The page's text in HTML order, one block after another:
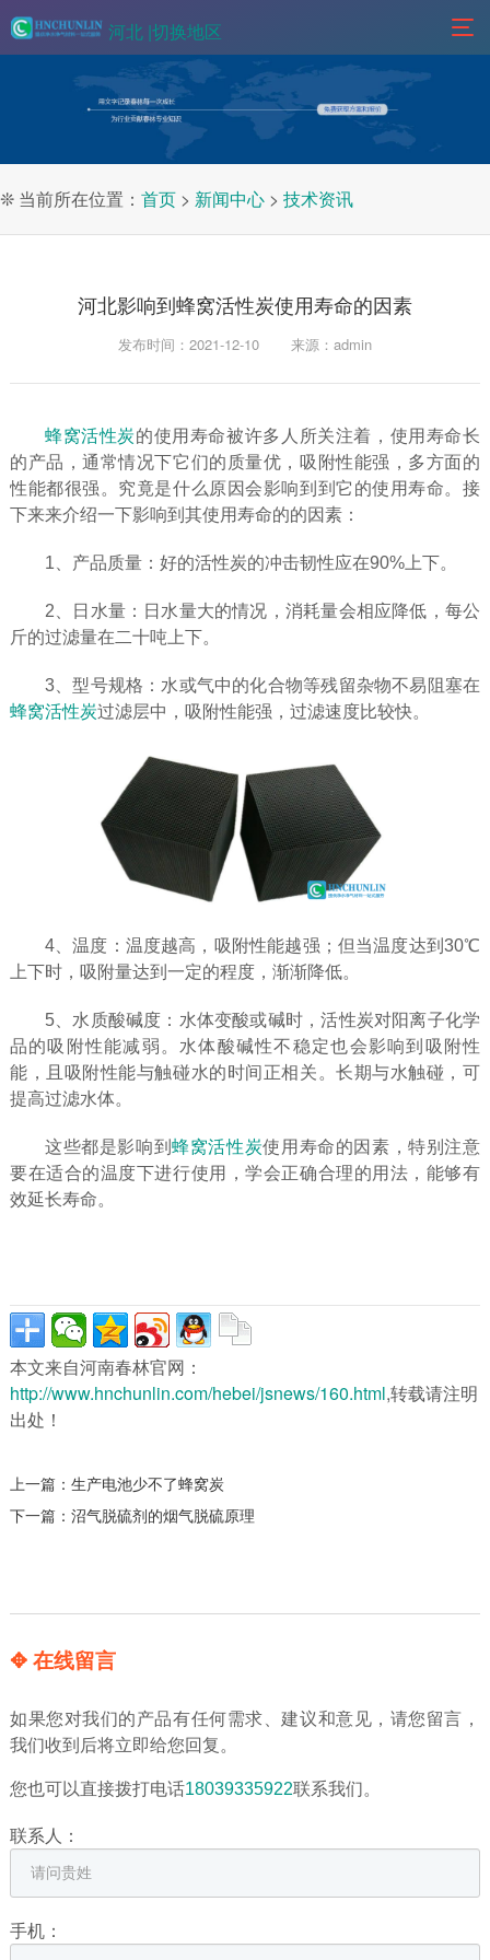
河北 |切换地区
❊ 当前所在位置： 首页 > 新闻中心 > 技术资讯
河北影响到蜂窝活性炭使用寿命的因素
发布时间：2021-12-10 来源：admin
蜂窝活性炭的使用寿命被许多人所关注着，使用寿命长
的产品，通常情况下它们的质量优，吸附性能强，多方面的
性能都很强。究竟是什么原因会影响到到它的使用寿命。接
下来来介绍一下影响到其使用寿命的的因素：
1、产品质量：好的活性炭的冲击韧性应在90%上下。
2、日水量：日水量大的情况，消耗量会相应降低，每公
斤的过滤量在二十吨上下。
3、型号规格：水或气中的化合物等残留杂物不易阻塞在
蜂窝活性炭过滤层中，吸附性能强，过滤速度比较快。
4、温度：温度越高，吸附性能越强；但当温度达到30℃
上下时，吸附量达到一定的程度，渐渐降低。
5、水质酸碱度：水体变酸或碱时，活性炭对阳离子化学
品的吸附性能减弱。水体酸碱性不稳定也会影响到吸附性
能，且吸附性能与触碰水的时间正相关。长期与水触碰，可
提高过滤水体。
这些都是影响到蜂窝活性炭使用寿命的因素，特别注意
要在适合的温度下进行使用，学会正确合理的用法，能够有
效延长寿命。
本文来自河南春林官网：
http://www.hnchunlin.com/hebei/jsnews/160.html,转载请注明
出处！
上一篇： 生产电池少不了蜂窝炭
下一篇： 沼气脱硫剂的烟气脱硫原理
✥ 在线留言
如果您对我们的产品有任何需求、建议和意见，请您留言，
我们收到后将立即给您回复。
您也可以直接拨打电话18039335922联系我们。
联系人：
手机：